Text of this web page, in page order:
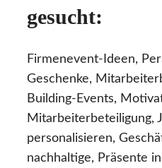
gesucht:
Firmenevent-Ideen,
Geschenke,
Building-Events,
Mitarbeiterbeteiligung,
personalisieren,
nachhaltige, Präsente